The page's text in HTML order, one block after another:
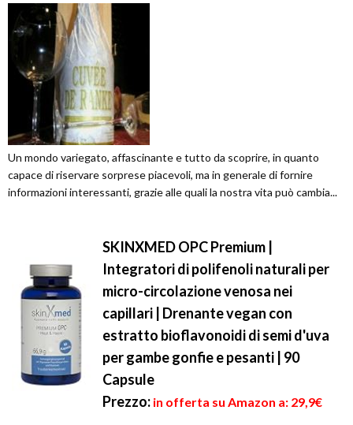
Un mondo variegato, affascinante e tutto da scoprire, in quanto
capace di riservare sorprese piacevoli, ma in generale di fornire
informazioni interessanti, grazie alle quali la nostra vita può cambia...
SKINXMED OPC Premium |
Integratori di polifenoli naturali per
micro-circolazione venosa nei
capillari | Drenante vegan con
estratto bioflavonoidi di semi d'uva
per gambe gonfie e pesanti | 90
Capsule
Prezzo: in offerta su Amazon a: 29,9€